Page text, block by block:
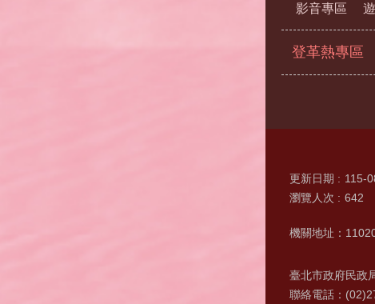
影音專區
登革熱專區
更新日期
115-
瀏覽人次
642
機關地址：
臺北市政府民政
聯絡電話：